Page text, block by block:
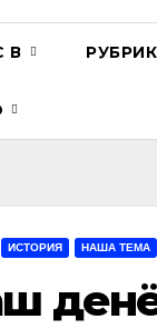
В
ИСТОРИЯ НАША ТЕМА